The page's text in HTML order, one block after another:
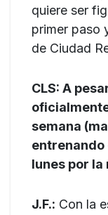
quiere ser
primer paso
de Ciudad
CLS: A
semana
entrenando
lunes por la
J.F.: Con la